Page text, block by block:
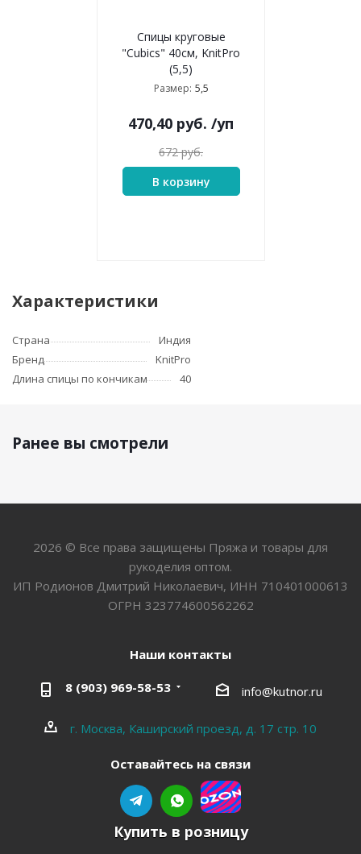
Спицы круговые
"Cubics" 40см, KnitPro
(5,5)
Размер: 5,5
470,40 руб. /уп
672руб.
В корзину
Характеристики
Страна
Индия
Бренд
KnitPro
Длина спицы по кончикам
40
Ранее вы смотрели
2026 © Все права защищены Пряжа и товары для
рукоделия оптом.
ИП Родионов Дмитрий Николаевич, ИНН 710401000613
ОГРН 323774600562262
Наши контакты
8 (903) 969-58-53 info@kutnor.ru
г. Москва, Каширский проезд, д. 17 стр. 10
Оставайтесь на связи
Купить в розницу